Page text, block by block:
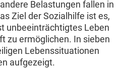
Belastungen fallen in
Ziel der Sozialhilfe ist es,
unbeeinträchtigtes Leben
zu ermöglichen. In sieben
Lebenssituationen
aufgezeigt.